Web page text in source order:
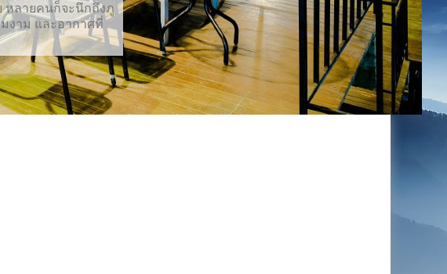
หลายคนก็จะนึกถึงภู
งาม และอากาศที่